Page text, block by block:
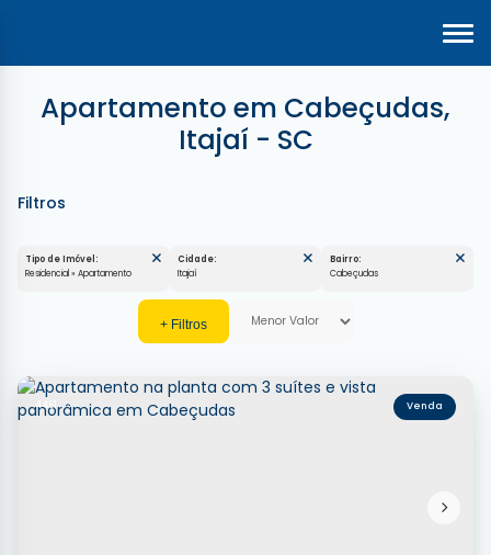
Apartamento em Cabeçudas,
Itajaí - SC
Residencial » Apartamento
4461